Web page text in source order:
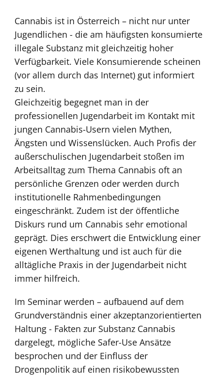
Cannabis ist in Österreich – nicht nur unter
Jugendlichen - die am häufigsten konsumierte
illegale Substanz mit gleichzeitig hoher
Verfügbarkeit. Viele Konsumierende scheinen
(vor allem durch das Internet) gut informiert
zu sein.
Gleichzeitig begegnet man in der
professionellen Jugendarbeit im Kontakt mit
jungen Cannabis-Usern vielen Mythen,
Ängsten und Wissenslücken. Auch Profis der
außerschulischen Jugendarbeit stoßen im
Arbeitsalltag zum Thema Cannabis oft an
persönliche Grenzen oder werden durch
institutionelle Rahmenbedingungen
eingeschränkt. Zudem ist der öffentliche
Diskurs rund um Cannabis sehr emotional
geprägt. Dies erschwert die Entwicklung einer
eigenen Werthaltung und ist auch für die
alltägliche Praxis in der Jugendarbeit nicht
immer hilfreich.
Im Seminar werden – aufbauend auf dem
Grundverständnis einer akzeptanzorientierten
Haltung - Fakten zur Substanz Cannabis
dargelegt, mögliche Safer-Use Ansätze
besprochen und der Einfluss der
Drogenpolitik auf einen risikobewussten